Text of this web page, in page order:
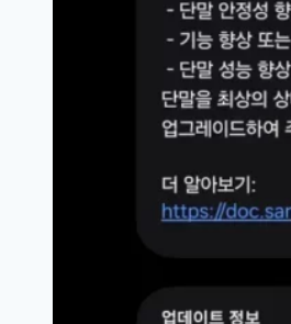
과
태
블
릿
리
트